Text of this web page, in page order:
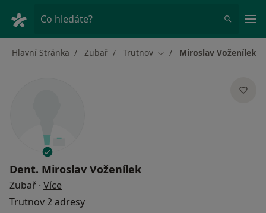
Co hledáte?
Hlavní Stránka Zubař Trutnov Změna města
Miroslav Voženílek
Dent. Miroslav Voženílek
Zubař · Více
Trutnov2 adresy